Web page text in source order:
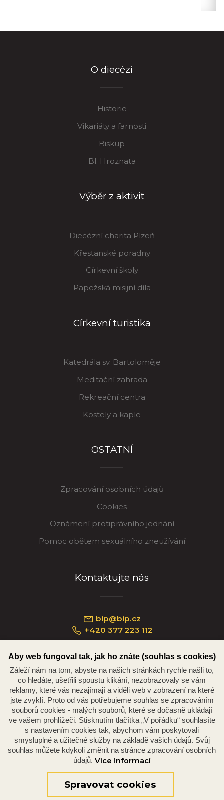
O diecézi
Historie
Vikariáty a farnosti
Biskup
Bl. Hroznata
Výběr z aktivit
Diecézní charita Plzeň
Křesťanské poradny
Církevní školy
Papežská misijní díla
Církevní turistika
Katedrála sv. Bartoloměje
Meditační zahrada
Rekreační centra
Kostely a kaple
OSTATNÍ
Zpracování osobních údajů
Cookies
Oznámení protiprávního jednání
Pomoc obětem sexuálního zneužívání
Kontaktujte nás
bip@bip.cz
+420 377 223 112
Náměstí Republiky 234/35, 301 00 Plzeň
Aby web fungoval tak, jak ho znáte (souhlas s cookies)
Záleží nám na tom, abyste na našich stránkách rychle našli to,
co hledáte, ušetřili spoustu klikání, nezobrazovaly se vám
reklamy, které vás nezajímají a viděli web v zobrazení na které
jste zvyklí. Proto od vás potřebujeme souhlas se zpracováním
souborů cookies - malých souborů, které se dočasně ukládají
ve vašem prohlížeči. Stisknutím tlačítka „V pořádku“ souhlasíte
s nastavením cookies tak, abychom vám poskytovali
smysluplné a užitečné služby na základě vašich údajů. Svůj
souhlas můžete kdykoli změnit na stránce zpracování osobních
údajů. Více informací
Spravovat cookies